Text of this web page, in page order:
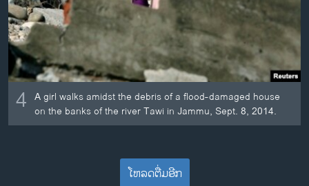
4 A girl walks amidst the debris of a flood-damaged house
on the banks of the river Tawi in Jammu, Sept. 8, 2014.
ໂຫລດຕື່ມອີກ